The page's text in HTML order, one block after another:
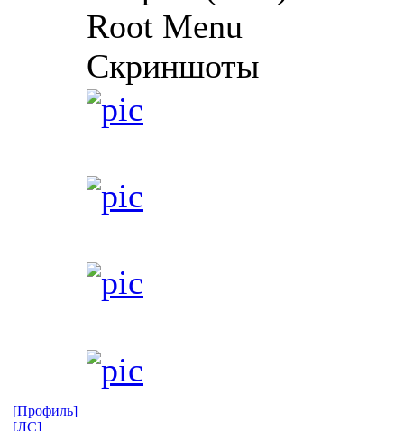
Root Menu
Скриншоты
[Профиль]
[ЛС]